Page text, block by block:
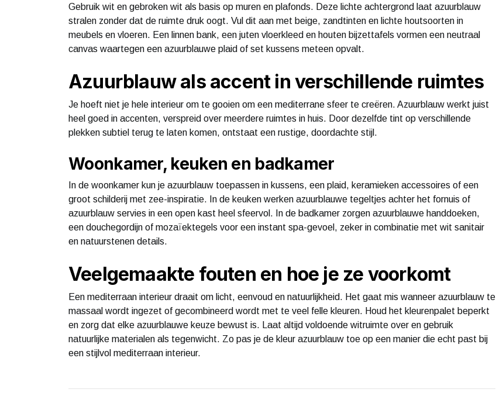
Gebruik wit en gebroken wit als basis op muren en plafonds. Deze lichte achtergrond laat azuurblauw
stralen zonder dat de ruimte druk oogt. Vul dit aan met beige, zandtinten en lichte houtsoorten in
meubels en vloeren. Een linnen bank, een juten vloerkleed en houten bijzettafels vormen een neutraal
canvas waartegen een azuurblauwe plaid of set kussens meteen opvalt.
Azuurblauw als accent in verschillende ruimtes
Je hoeft niet je hele interieur om te gooien om een mediterrane sfeer te creëren. Azuurblauw werkt juist
heel goed in accenten, verspreid over meerdere ruimtes in huis. Door dezelfde tint op verschillende
plekken subtiel terug te laten komen, ontstaat een rustige, doordachte stijl.
Woonkamer, keuken en badkamer
In de woonkamer kun je azuurblauw toepassen in kussens, een plaid, keramieken accessoires of een
groot schilderij met zee-inspiratie. In de keuken werken azuurblauwe tegeltjes achter het fornuis of
azuurblauw servies in een open kast heel sfeervol. In de badkamer zorgen azuurblauwe handdoeken,
een douchegordijn of mozaïektegels voor een instant spa-gevoel, zeker in combinatie met wit sanitair
en natuurstenen details.
Veelgemaakte fouten en hoe je ze voorkomt
Een mediterraan interieur draait om licht, eenvoud en natuurlijkheid. Het gaat mis wanneer azuurblauw te
massaal wordt ingezet of gecombineerd wordt met te veel felle kleuren. Houd het kleurenpalet beperkt
en zorg dat elke azuurblauwe keuze bewust is. Laat altijd voldoende witruimte over en gebruik
natuurlijke materialen als tegenwicht. Zo pas je de kleur azuurblauw toe op een manier die echt past bij
een stijlvol mediterraan interieur.